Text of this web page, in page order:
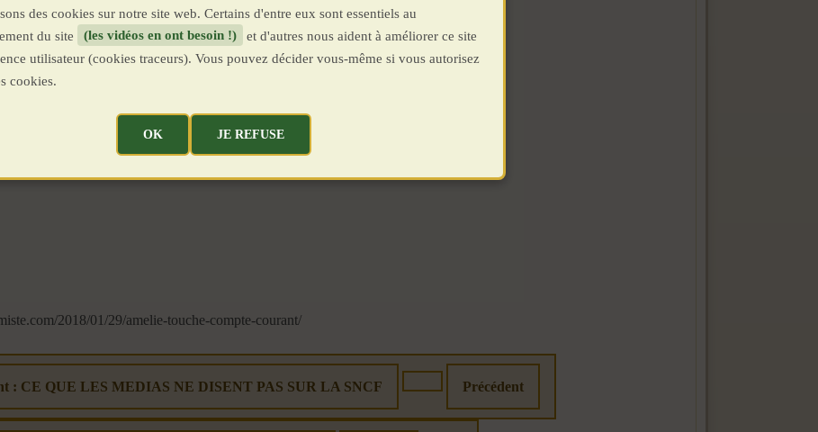
2018/01/29/amelie-touche-compte-courant/
: CE QUE LES MEDIAS NE DISENT PAS SUR LA SNCF Précédent
des cookies sur notre site web. Certains d'entre eux sont essentiels au
du site
(les vidéos en ont besoin !)
et d'autres nous aident à améliorer ce site
utilisateur (cookies traceurs). Vous pouvez décider vous-même si vous autorisez
cookies.
OK JE REFUSE